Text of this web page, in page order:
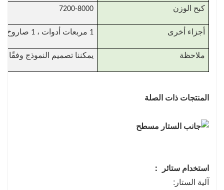
كبح الوزن 7200-8000
أجزاء أخرى 1 مربعات أدوات ، 1 صاروخ إطار احتياطي
ملاحظة يمكننا تصميم النموذج
المنتجات ذات الصلة
استخدام ستائر ：
آلية الستار: